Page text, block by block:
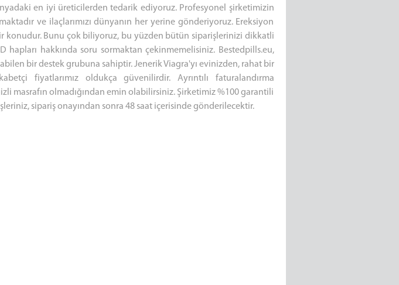
en iyi üreticilerden tedarik ediyoruz. Profesyonel şirketimizin
ve ilaçlarımızı dünyanın her yerine gönderiyoruz. Ereksiyon
konudur. Bunu çok biliyoruz, bu yüzden bütün siparişlerinizi dikkatli
hapları hakkında soru sormaktan çekinmemelisiniz. Bestedpills.eu,
bir destek grubuna sahiptir. Jenerik Viagra'yı evinizden, rahat bir
fiyatlarımız oldukça güvenilirdir. Ayrıntılı faturalandırma
masrafın olmadığından emin olabilirsiniz. Şirketimiz %100 garantili
sipariş onayından sonra 48 saat içerisinde gönderilecektir.